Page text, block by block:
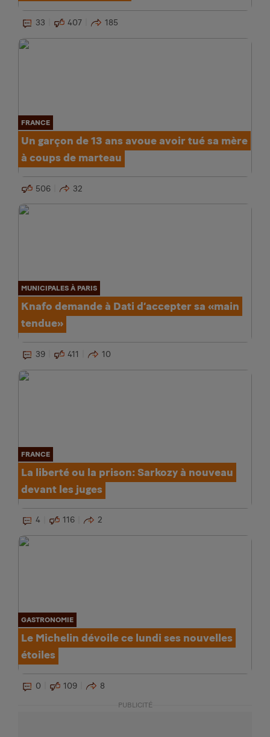
33 407 185
FRANCE
Un garçon de 13 ans avoue avoir tué sa mère
à coups de marteau
506 32
MUNICIPALES À PARIS
Knafo demande à Dati d’accepter sa «main
tendue»
39 411 10
FRANCE
La liberté ou la prison: Sarkozy à nouveau
devant les juges
4 116 2
GASTRONOMIE
Le Michelin dévoile ce lundi ses nouvelles
étoiles
0 109 8
PUBLICITÉ